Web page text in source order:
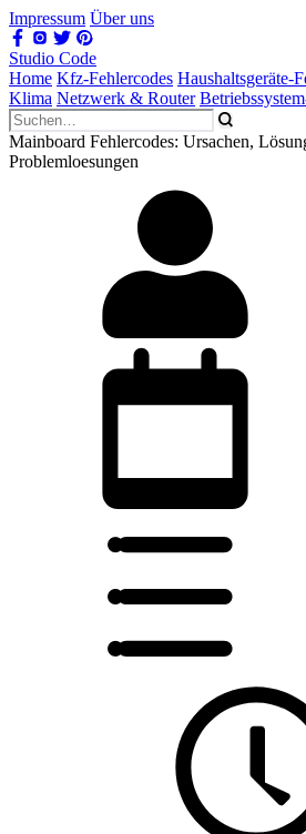
Impressum Über uns
Studio Code
Home Kfz-Fehlercodes Haushaltsgeräte-
Klima Netzwerk & Router
Mainboard Fehlercodes: Ursachen,
Problemloesungen